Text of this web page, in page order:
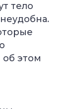
тело
об этом